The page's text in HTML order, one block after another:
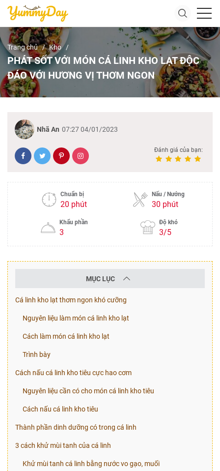
Trang chủ Kho
PHÁT SỐT VỚI MÓN CÁ LINH KHO LẠT ĐỘC
ĐÁO VỚI HƯƠNG VỊ THƠM NGON
Nhã An 07:27 04/01/2023
Đánh giá của bạn:
Chuẩn bị
20 phút
Nấu / Nướng
30 phút
Khẩu phần
3
Độ khó
3/5
MỤC LỤC
Cá linh kho lạt thơm ngon khó cưỡng
Nguyên liệu làm món cá linh kho lạt
Cách làm món cá linh kho lạt
Trình bày
Cách nấu cá linh kho tiêu cực hao cơm
Nguyên liệu cần có cho món cá linh kho tiêu
Cách nấu cá linh kho tiêu
Thành phần dinh dưỡng có trong cá linh
3 cách khử mùi tanh của cá linh
Khử mùi tanh cá linh bằng nước vo gạo, muối